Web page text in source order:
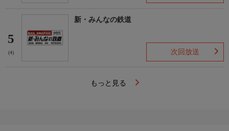
5
(4)
新・みんなの鉄道
次回放送
もっと見る